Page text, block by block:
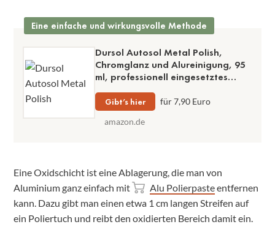
Eine einfache und wirkungsvolle Methode
Dursol Autosol Metal Polish,
Chromglanz und Alureinigung, 95
ml, professionell eingesetztes
Produkt, Made in Germany
Gibt’s hier
für 7,90 Euro
amazon.de
Eine Oxidschicht ist eine Ablagerung, die man von
Aluminium ganz einfach mit
Alu Polierpasteentfernen
kann. Dazu gibt man einen etwa 1 cm langen Streifen auf
ein Poliertuch und reibt den oxidierten Bereich damit ein.